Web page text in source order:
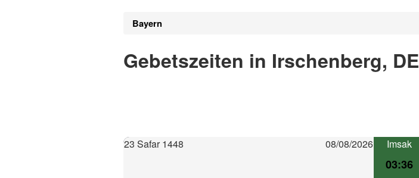
Bayern
Gebetszeiten in Irschenberg, DE
23 Safar 1448 08/08/2026 Imsak
03:36